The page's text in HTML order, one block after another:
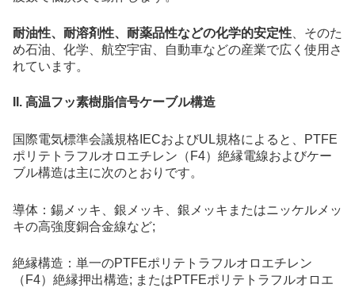
耐油性、耐溶剤性、耐薬品性などの化学的安定性 、そのた
め石油、化学、航空宇宙、自動車などの産業で広く使用さ
れています。
II. 高温フッ素樹脂信号ケーブル構造
国際電気標準会議規格IECおよびUL規格によると、PTFE
ポリテトラフルオロエチレン（F4）絶縁電線およびケー
ブル構造は主に次のとおりです。
導体：錫メッキ、銀メッキ、銀メッキまたはニッケルメッ
キの高強度銅合金線など;
絶縁構造：単一のPTFEポリテトラフルオロエチレン
（F4）絶縁押出構造; またはPTFEポリテトラフルオロエ